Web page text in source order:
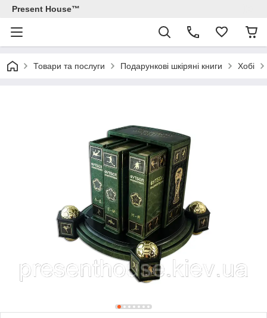
Present House™
Товари та послуги Подарункові шкіряні книги Хобі